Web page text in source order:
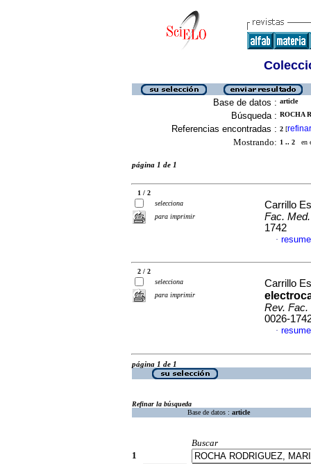
Base de datos : article
Búsqueda : ROCHA
Referencias encontradas : 2 [refinar
Mostrando: 1 .. 2 en
página 1 de 1
1 / 2
selecciona
para imprimir
Carrillo
Fac.
1742
·
2 / 2
selecciona
para imprimir
Carrillo
Rev.
0026-
·
página 1 de 1
Refinar la búsqueda
Base de datos : article
Buscar
1